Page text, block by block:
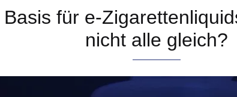
für e-
nicht alle gleich?